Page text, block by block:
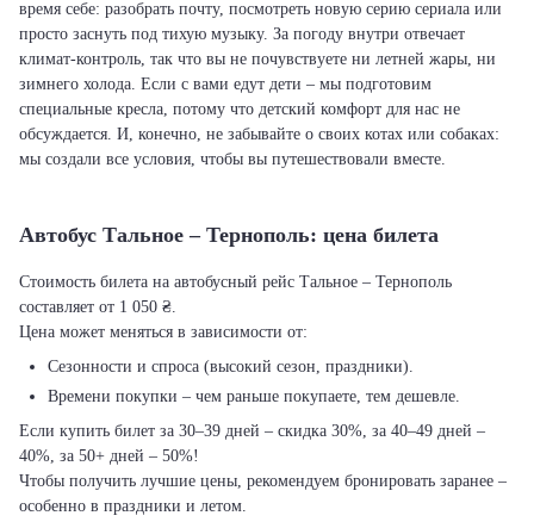
время себе: разобрать почту, посмотреть новую серию сериала или
просто заснуть под тихую музыку. За погоду внутри отвечает
климат-контроль, так что вы не почувствуете ни летней жары, ни
зимнего холода. Если с вами едут дети – мы подготовим
специальные кресла, потому что детский комфорт для нас не
обсуждается. И, конечно, не забывайте о своих котах или собаках:
мы создали все условия, чтобы вы путешествовали вместе.
Автобус Тальное – Тернополь: цена билета
Стоимость билета на автобусный рейс Тальное – Тернополь
составляет от 1 050 ₴.
Цена может меняться в зависимости от:
Сезонности и спроса (высокий сезон, праздники).
Времени покупки – чем раньше покупаете, тем дешевле.
Если купить билет за 30–39 дней – скидка 30%, за 40–49 дней –
40%, за 50+ дней – 50%!
Чтобы получить лучшие цены, рекомендуем бронировать заранее –
особенно в праздники и летом.